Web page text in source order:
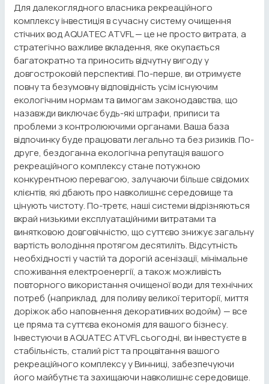
Для далекоглядного власника рекреаційного
комплексу інвестиція в сучасну систему очищення
стічних вод AQUATEC ATVFL — це не просто витрата, а
стратегічно важливе вкладення, яке окупається
багатократно та приносить відчутну вигоду у
довгостроковій перспективі. По-перше, ви отримуєте
повну та безумовну відповідність усім існуючим
екологічним нормам та вимогам законодавства, що
назавжди виключає будь-які штрафи, приписи та
проблеми з контролюючими органами. Ваша база
відпочинку буде працювати легально та без ризиків. По-
друге, бездоганна екологічна репутація вашого
рекреаційного комплексу стане потужною
конкурентною перевагою, залучаючи більше свідомих
клієнтів, які дбають про навколишнє середовище та
цінують чистоту. По-третє, наші системи відрізняються
вкрай низькими експлуатаційними витратами та
винятковою довговічністю, що суттєво знижує загальну
вартість володіння протягом десятиліть. Відсутність
необхідності у частій та дорогій асенізації, мінімальне
споживання електроенергії, а також можливість
повторного використання очищеної води для технічних
потреб (наприклад, для поливу великої території, миття
доріжок або наповнення декоративних водойм) — все
це пряма та суттєва економія для вашого бізнесу.
Інвестуючи в AQUATEC ATVFL сьогодні, ви інвестуєте в
стабільність, сталий ріст та процвітання вашого
рекреаційного комплексу у Винниці, забезпечуючи
його майбутнє та захищаючи навколишнє середовище.